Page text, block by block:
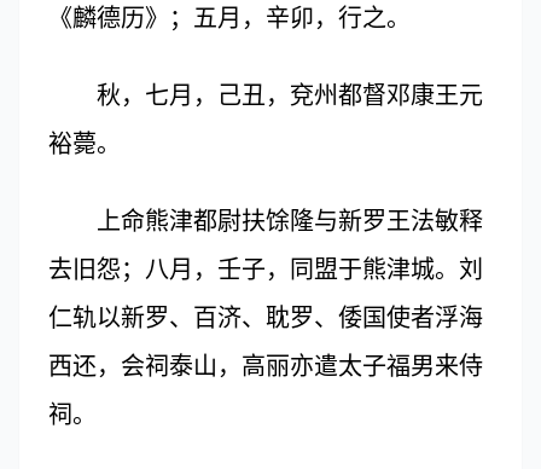
《麟德历》；五月，辛卯，行之。
秋，七月，己丑，兗州都督邓康王元
裕薨。
上命熊津都尉扶馀隆与新罗王法敏释
去旧怨；八月，壬子，同盟于熊津城。刘
仁轨以新罗、百济、耽罗、倭国使者浮海
西还，会祠泰山，高丽亦遣太子福男来侍
祠。